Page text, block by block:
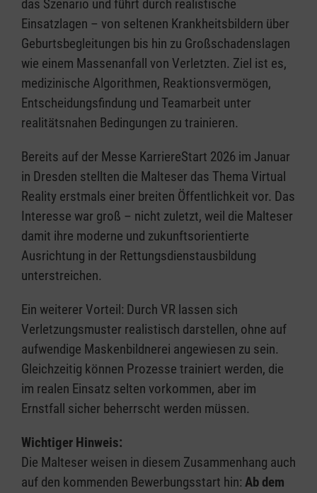
das Szenario und führt durch realistische
Einsatzlagen – von seltenen Krankheitsbildern über
Geburtsbegleitungen bis hin zu Großschadenslagen
wie einem Massenanfall von Verletzten. Ziel ist es,
medizinische Algorithmen, Reaktionsvermögen,
Entscheidungsfindung und Teamarbeit unter
realitätsnahen Bedingungen zu trainieren.
Bereits auf der Messe KarriereStart 2026 im Januar
in Dresden stellten die Malteser das Thema Virtual
Reality erstmals einer breiten Öffentlichkeit vor. Das
Interesse war groß – nicht zuletzt, weil die Malteser
damit ihre moderne und zukunftsorientierte
Ausrichtung in der Rettungsdienstausbildung
unterstreichen.
Ein weiterer Vorteil: Durch VR lassen sich
Verletzungsmuster realistisch darstellen, ohne auf
aufwendige Maskenbildnerei angewiesen zu sein.
Gleichzeitig können Prozesse trainiert werden, die
im realen Einsatz selten vorkommen, aber im
Ernstfall sicher beherrscht werden müssen.
Wichtiger Hinweis:
Die Malteser weisen in diesem Zusammenhang auch
auf den kommenden Bewerbungsstart hin: Ab dem